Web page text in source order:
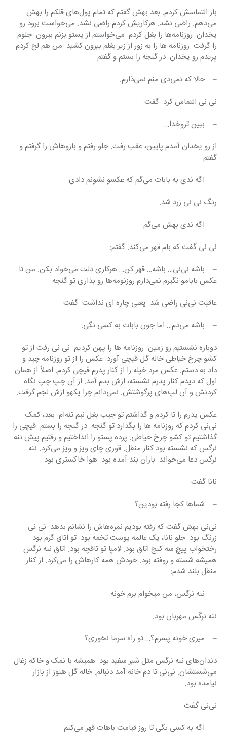
باز التماسش کردم. بعد بهش گفتم که تمام پول‌های قلکم را بهش
می‌دهم. راضی نشد. هرکاریش کردم راضی نشد. می‌خواست برود رو
یخدان. روزنامه‌ها را بغل کردم. می‌خواستم از پستو بزنم بیرون. جلوم
را گرفت. روزنامه ها را به زور از زیر بغلم بیرون کشید. من هم لج کردم.
پریدم رو یخدان. در گنجه را بستم و گفتم:
–    حالا که نمی‌دی منم نمی‌ذارم.
نی نی التماس کرد. گفت:
–    ببین تروخدا…
از رو یخدان آمدم پایین، عقب رفت. جلو رفتم و بازوهاش را گرفتم و
گفتم:
–    اگه ندی به بابات می‌گم که عکسو نشونم دادی.
رنگ نی نی زرد شد.
–    اگه ندی بهش می‌گم.
نی نی گفت که بام قهر می‌کند. گفتم:
–    باشه نی‌نی… باشه… قهر کن… هرکاری دلت می‌خواد بکن. من تا
عکس بابامو نگیرم نمی‌ذارم روزنومه‌ها رو بذاری تو گنجه.
عاقبت نی‌نی راضی شد. یعنی چاره ای نداشت. گفت:
–    باشه می‌دم… اما جون بابات به کسی نگی.
دوباره نشستیم رو زمین. روزنامه ها را پهن کردیم. نی نی رفت از تو
کشو چرخ خیاطی خاله گل قیچی آورد. عکس را از تو روزنامه چید و
داد به دستم. عکس مرد خپله را از کنار پدرم قیچی کردم. اصلاً از همان
اول که دیدم کنار پدرم نشسته، ازش بدم آمد. از آن چپ چپ نگاه
کردنش و آن لپ‌های پرگوشتش. نمی‌دانم چرا یکهو ازش لجم گرفت.
عکس پدرم را تا کردم و گذاشتم تو جیب بغل نیم تنه‌ام. بعد، کمک
نی‌نی کردم که روزنامه ها را بگذارد تو گنجه. در گنجه را بستم. قیچی را
گذاشتیم تو کشو چرخ خیاطی. پرده پستو را انداختیم و رفتیم پیش ننه
نرگس که نشسته بود کنار منقل. قوری چای ویز و ویز می‌کرد. ننه
نرگس دعا می‌خواند. باران بند آمده بود. هوا خاکستری بود.
نانا گفت:
–    شماها کجا رفته بودین؟
نی‌نی بهش گفت که رفته بودیم نمره‌هاش را نشانم بدهد. نی نی
زرنگ بود. جلو نانا، یک عالمه پوست تخمه بود. تو اتاق گرم بود.
رختخواب پیچ سه کنج اتاق بود. لامپا تو تاقچه بود. اتاق ننه نرگس
همیشه شسته و روفته بود. خودش همه کارهاش را می‌کرد. از کنار
منقل بلند شدم:
–    ننه نرگس، من میخوام برم خونه.
ننه نرگس مهربان بود.
–    میری خونه پسرم؟… تو راه سرما نخوری؟
دندان‌های ننه نرگس مثل شیر سفید بود. همیشه با نمک و خاکه زغال
می‌شستشان. نی‌نی تا دم خانه آمد دنبالم. خاله گل هنوز از بازار
نیامده بود.
نی‌نی گفت:
–    اگه به کسی بگی تا روز قیامت باهات قهر می‌کنم.